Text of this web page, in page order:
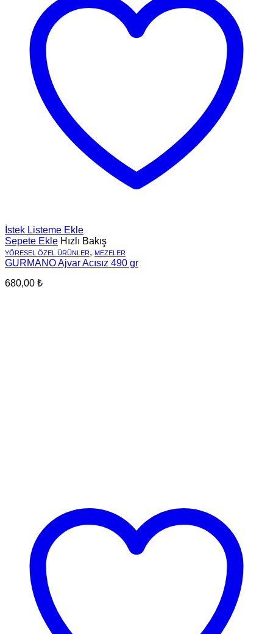
İstek Listeme Ekle
Sepete Ekle Hızlı Bakış
YÖRESEL ÖZEL ÜRÜNLER, MEZELER
GURMANO Ajvar Acısız 490 gr
680,00 ₺